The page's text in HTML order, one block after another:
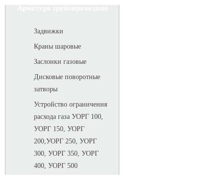
Задвижки
Краны шаровые
Заслонки газовые
Дисковые поворотные
затворы
Устройство ограничения
расхода газа УОРГ 100,
УОРГ 150, УОРГ
200,УОРГ 250, УОРГ
300, УОРГ 350, УОРГ
400, УОРГ 500